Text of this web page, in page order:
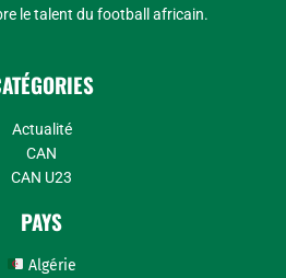
le talent du football africain.
Actualité
CAN
CAN U23
PAYS
Algérie